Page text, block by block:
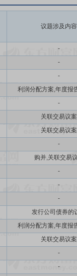
议题涉及内容
-
-
-
利润分配方案,年度报
-
关联交易议案
关联交易议案
-
购并,关联交易
-
-
-
发行公司债券的
利润分配方案,年度报
关联交易议案
-
-